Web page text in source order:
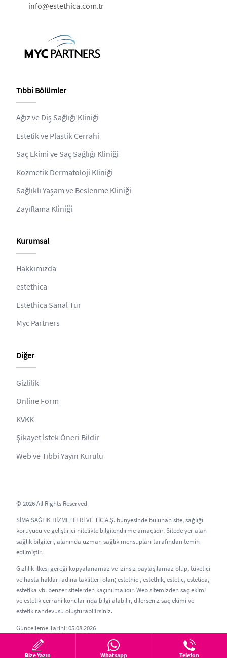
info@estethica.com.tr
Tıbbi Bölümler
Ağız ve Diş Sağlığı Kliniği
Estetik ve Plastik Cerrahi
Saç Ekimi ve Saç Sağlığı Kliniği
Kozmetik Dermatoloji Kliniği
Sağlıklı Yaşam ve Beslenme Kliniği
Zayıflama Kliniği
Kurumsal
Hakkımızda
estethica
Estethica Sanal Tur
Myc Partners
Diğer
Gizlilik
Online Form
KVKK
Şikayet İstek Öneri Bildir
Web ve Tıbbi Yayın Kurulu
© 2026 All Rights Reserved
SİMA SAĞLIK HİZMETLERİ VE TİC.A.Ş. bünyesinde bulunan site, sağlığı
koruyucu ve geliştirici nitelikte bilgilendirme amaçlıdır. Sitede yer alan
sağlık bilgileri, alanında uzman sağlık mensupları tarafından temin
edilmiştir.
Gizlilik ilkesi gereği kopyalanamaz ve izinsiz paylaşılamaz olup, tüketici
ve hasta hakları adına taklitleri olan; estethic , estethik, estetic, estetica,
estetika vb. benzer sitelerden kaçınılmalıdır. Web sitemizden saç ekimi
ve estetik cerrahi konularında bilgi alabilir, dilerseniz saç ekimi ve
estetik randevusu oluşturabilirsiniz.
Güncelleme Tarihi: 05.08.2026
Bize Yazın Whatsapp Telefon